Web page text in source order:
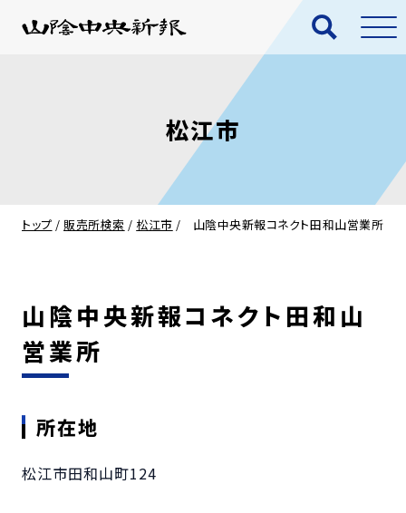
松江市
トップ / 販売所検索 / 松江市 / 山陰中央新報コネクト田和山営業所
山陰中央新報コネクト田和山
営業所
所在地
松江市田和山町124